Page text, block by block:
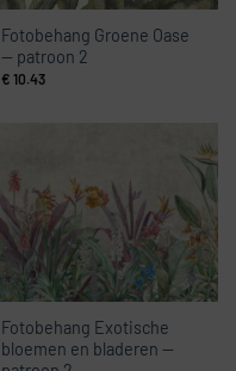
Fotobehang Groene Oase
— patroon 2
€ 10.43
Fotobehang Exotische
bloemen en bladeren —